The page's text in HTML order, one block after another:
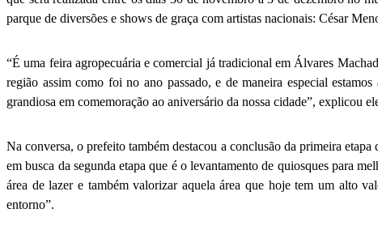
parque de diversões e shows de graça com artistas nacionais: César
“É uma feira agropecuária e comercial já tradicional em Álvares
região assim como foi no ano passado, e de maneira especial
grandiosa em comemoração ao aniversário da nossa cidade”, explicou
Na conversa, o prefeito também destacou a conclusão da primeira
em busca da segunda etapa que é o levantamento de quiosques para
área de lazer e também valorizar aquela área que hoje tem um alto
entorno”.